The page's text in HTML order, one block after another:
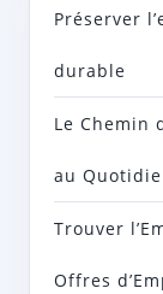
Préserver
durable
Le Chemin
au
Trouver
Offres